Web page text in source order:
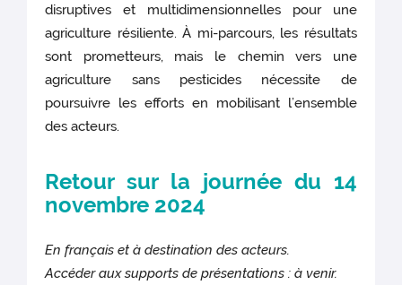
disruptives et multidimensionnelles pour une
agriculture résiliente. À mi-parcours, les résultats
sont prometteurs, mais le chemin vers une
agriculture sans pesticides nécessite de
poursuivre les efforts en mobilisant l’ensemble
des acteurs.
Retour sur la journée du 14
novembre 2024
En français et à destination des acteurs.
Accéder aux supports de présentations : à venir.